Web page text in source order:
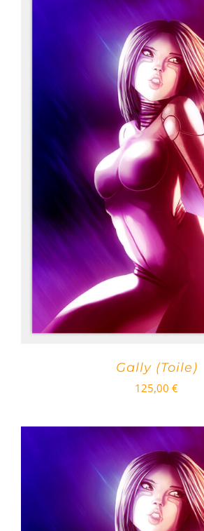
Gally (Toile)
125,00 €